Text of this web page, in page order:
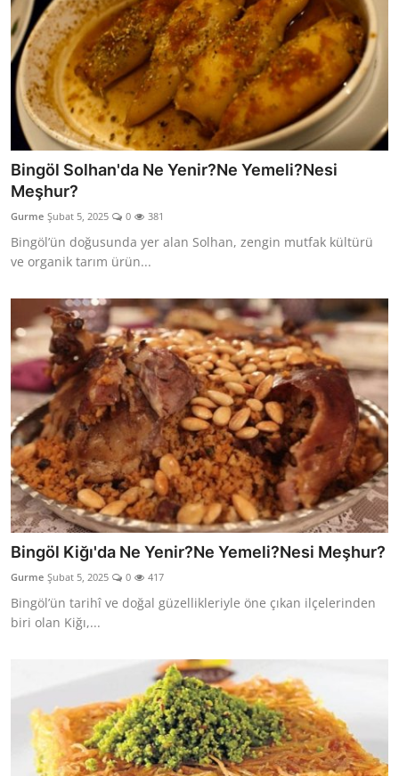
Bingöl Solhan'da Ne Yenir?Ne Yemeli?Nesi
Meşhur?
Gurme Şubat 5, 2025 0 381
Bingöl’ün doğusunda yer alan Solhan, zengin mutfak kültürü
ve organik tarım ürün...
Bingöl Kiğı'da Ne Yenir?Ne Yemeli?Nesi Meşhur?
Gurme Şubat 5, 2025 0 417
Bingöl’ün tarihî ve doğal güzellikleriyle öne çıkan ilçelerinden
biri olan Kiğı,...